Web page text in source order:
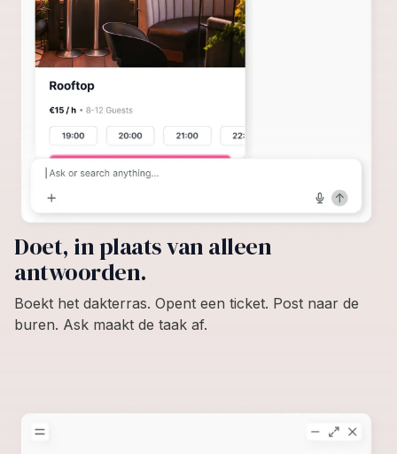
Doet, in plaats van alleen
antwoorden.
Boekt het dakterras. Opent een ticket. Post naar de
buren. Ask maakt de taak af.